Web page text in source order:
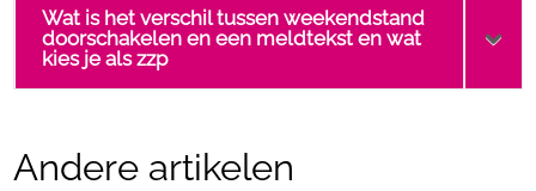
Wat is het verschil tussen weekendstand
doorschakelen en een meldtekst en wat
kies je als zzp
Andere artikelen